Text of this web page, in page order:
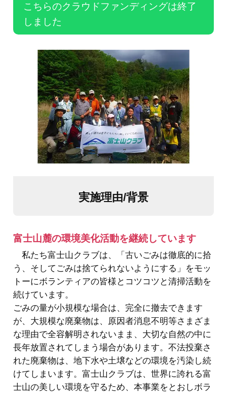
こちらのクラウドファンディングは終了
しました
実施理由/背景
富士山麓の環境美化活動を継続しています
私たち富士山クラブは、「古いごみは徹底的に拾
う、そしてごみは捨てられないようにする」をモッ
トーにボランティアの皆様とコツコツと清掃活動を
続けています。
ごみの量が小規模な場合は、完全に撤去できます
が、大規模な廃棄物は、原因者消息不明等さまざま
な理由で全容解明されないまま、大切な自然の中に
長年放置されてしまう場合があります。不法投棄さ
れた廃棄物は、地下水や土壌などの環境を汚染し続
けてしまいます。富士山クラブは、世界に誇れる富
士山の美しい環境を守るため、本事業をとおしボラ